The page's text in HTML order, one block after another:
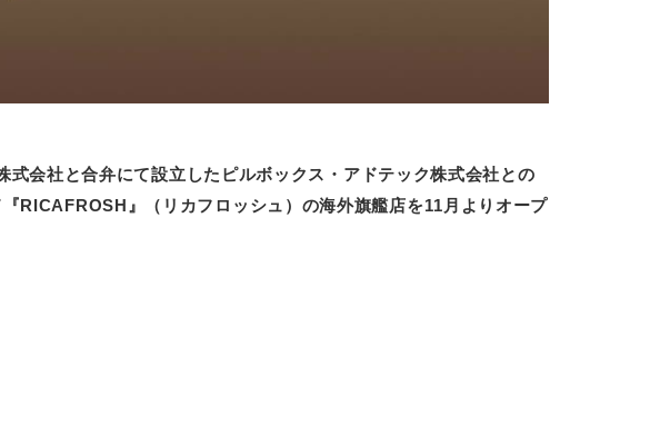
会社と合弁にて設立したピルボックス・アドテック株式会社との
RICAFROSH』（リカフロッシュ）の海外旗艦店を11月よりオープ